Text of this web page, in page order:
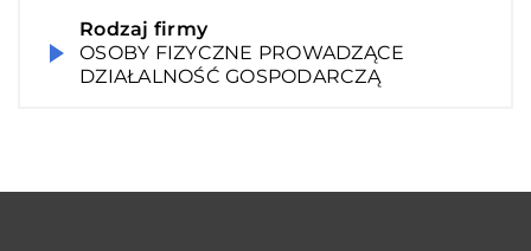
Rodzaj firmy
OSOBY FIZYCZNE PROWADZĄCE
DZIAŁALNOŚĆ GOSPODARCZĄ